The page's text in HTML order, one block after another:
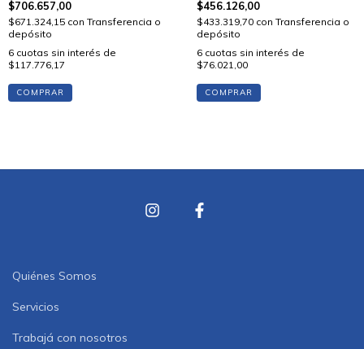
$706.657,00
$671.324,15 con Transferencia o
depósito
6 cuotas sin interés de
$117.776,17
COMPRAR
$456.126,00
$433.319,70 con Transferencia o
depósito
6 cuotas sin interés de
$76.021,00
COMPRAR
Quiénes Somos
Servicios
Trabajá con nosotros